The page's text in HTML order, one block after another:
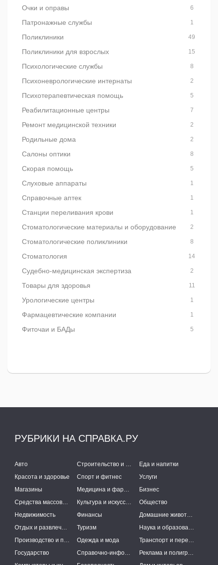
Очки и оправы 6
Патронажные службы 1
Поликлиники 49
Поликлиники для взрослых 15
Психологические службы 8
Психоневрологические интернаты 2
Психотерапевтическая помощь 5
Реабилитационные центры 7
Ремонт медицинской техники 2
Родильные дома 2
Салоны оптики 8
Скорая помощь 5
Слуховые аппараты 1
Справочные аптек 1
Станции переливания крови 1
Стоматологические материалы и оборудование 2
Стоматологические поликлиники 8
Стоматология 14
Судебно-медицинская экспертиза 2
Товары для здоровья 11
Урологические центры 1
Фармацевтические компании 1
Фиточаи и БАДы 5
РУБРИКИ НА СПРАВКА.РУ
Авто Строительство и ремонт
Еда и напитки
Красота и здоровье
Спорт и фитнес
Услуги
Магазины
Медицина и фармацевтика
Бизнес
Средства массовой информации
Культура и искусство
Общество
Недвижимость
Финансы
Домашние животные
Отдых и развлечения
Туризм
Наука и образование
Производство и поставки
Одежда и мода
Транспорт и перевозки
Государство
Справочно-информационные системы
Реклама и полиграфия